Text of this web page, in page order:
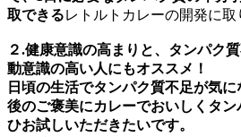
取できるレトルトカレーの開発に取
２.健康意識の高まりと、タンパク
動意識の高い人にもオススメ！
日頃の生活でタンパク質不足が気
後のご褒美にカレーでおいしくタ
ひお試しいただきたいです。